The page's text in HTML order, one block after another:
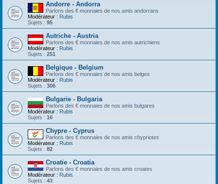
Andorre - Andorra
Parlons des € monnaies de nos amis andorrans
Modérateur : Rubis
Sujets : 95
Autriche - Austria
Parlons des € monnaies de nos amis autrichiens
Modérateur : Rubis
Sujets : 251
Belgique - Belgium
Parlons des € monnaies de nos amis belges
Modérateur : Rubis
Sujets : 306
Bulgarie - Bulgaria
Parlons des € monnaies de nos amis bulgares
Modérateur : Rubis
Sujets : 16
Chypre - Cyprus
Parlons des € monnaies de nos amis chypriotes
Modérateur : Rubis
Sujets : 82
Croatie - Croatia
Parlons des € monnaies de nos amis croates
Modérateur : Rubis
Sujets : 43